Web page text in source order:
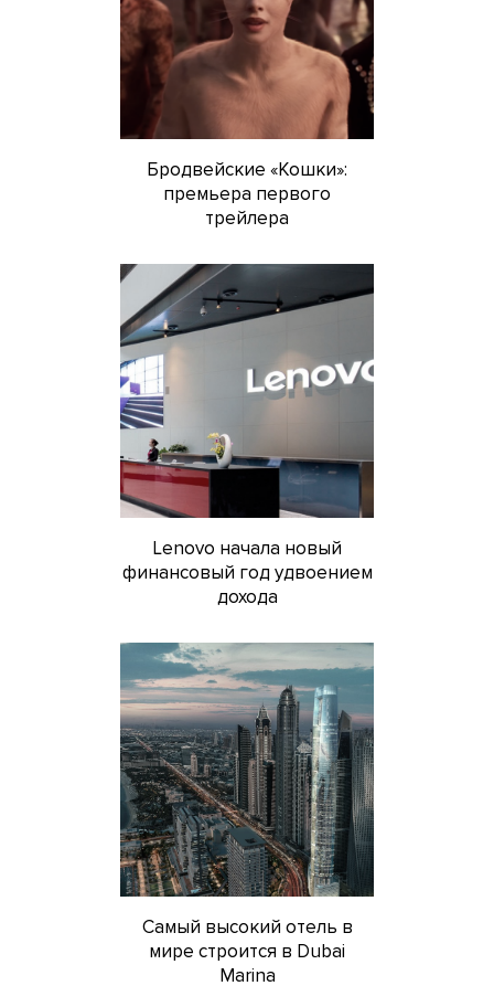
Бродвейские «Кошки»:
премьера первого
трейлера
Lenovo начала новый
финансовый год удвоением
дохода
Самый высокий отель в
мире строится в Dubai
Marina